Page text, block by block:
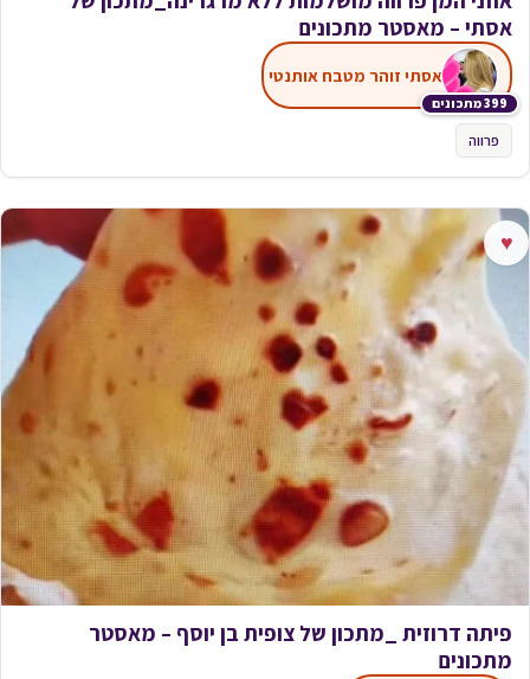
אסתי – מאסטר מתכונים
399 מתכונים
אסתי זוהר מטבח אותנטי
פרווה
♥
פיתה דרוזית _מתכון של צופית בן יוסף – מאסטר
מתכונים